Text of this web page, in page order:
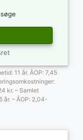
11 år. ÅOP: 7,45
kr. – Samlet
år. – ÅOP: 2,04-